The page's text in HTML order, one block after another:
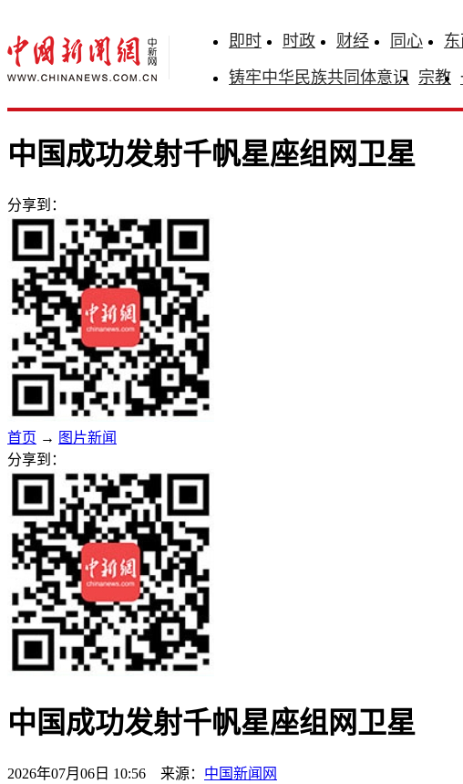
即时 时政 财经 同心 东
铸牢中华民族共同体意识 宗教
中国成功发射千帆星座组网卫星
分享到：
首页 → 图片新闻
分享到：
中国成功发射千帆星座组网卫星
2026年07月06日 10:56 来源： 中国新闻网